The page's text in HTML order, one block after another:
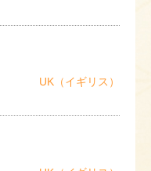
UK（イギリス）